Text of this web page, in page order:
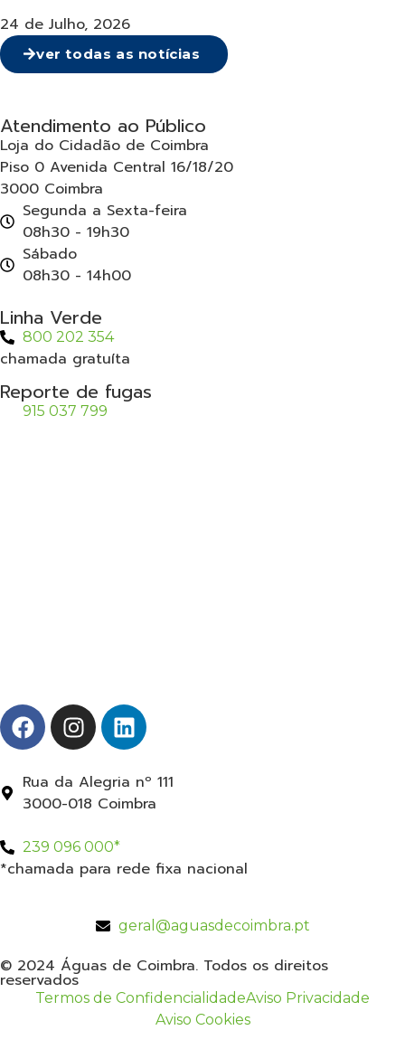
24 de Julho, 2026
ver todas as notícias
Atendimento ao Público
Loja do Cidadão de Coimbra
Piso 0 Avenida Central 16/18/20
3000 Coimbra
Segunda a Sexta-feira
08h30 - 19h30
Sábado
08h30 - 14h00
Linha Verde
800 202 354
chamada gratuíta
Reporte de fugas
915 037 799
Rua da Alegria nº 111
3000-018 Coimbra
239 096 000*
*chamada para rede fixa nacional
geral@aguasdecoimbra.pt
© 2024 Águas de Coimbra. Todos os direitos
reservados
Termos de ConfidencialidadeAviso Privacidade
Aviso Cookies